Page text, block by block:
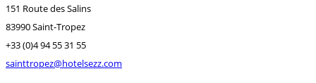
151 Route des Salins
83990 Saint-Tropez
+33 (0)4 94 55 31 55
sainttropez@hotelsezz.com